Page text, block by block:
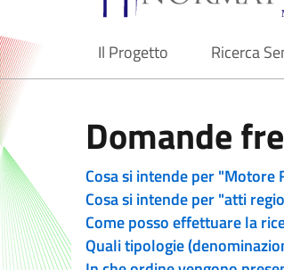
Il Progetto
current Ricerca
Domande
Cosa si intende per "Motore
Cosa si intende per "atti
Come posso effettuare la
Quali tipologie